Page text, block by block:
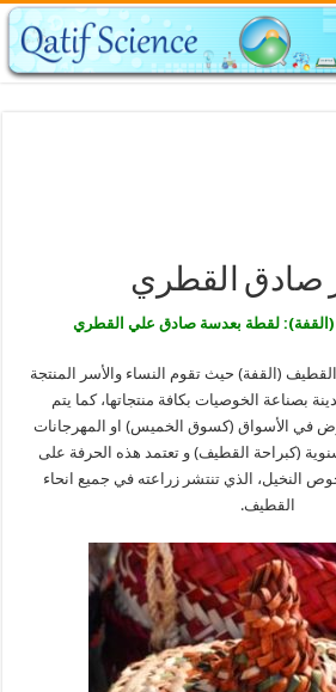
صادق القطري
(القفة): لقطة بعدسة صادق علي القطري
(القفة) حيث تقوم النساء والأسر المنتجة
بصناعة الخوصيات بكافة منتجاتها، كما يتم
في الأسواق (كسوق الخميس) او المهرجانات
(كبراحة القطيف) و تعتمد هذه الحرفة على
النخيل، الذي تنتشر زراعته في جميع انحاء
القطيف.